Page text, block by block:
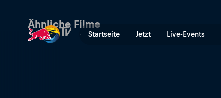
Startseite Jetzt Live-Events
Ähnliche Filme